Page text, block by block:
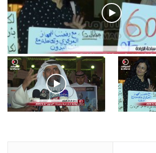
فيديو
في ساحة الإرادة 4-5-2019.
نبيع مخدرات يعني ولا خمر؟!.